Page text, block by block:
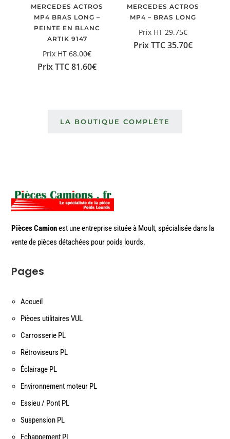
MERCEDES ACTROS
MP4 BRAS LONG –
PEINTE EN BLANC
ARTIK 9147
Prix HT68.00€
Prix TTC81.60€
MERCEDES ACTROS
MP4 – BRAS LONG
Prix HT 29.75€
Prix TTC35.70€
LA BOUTIQUE COMPLÈTE
Pièces Camionest une entreprise située à Moult, spécialisée dans la
vente de pièces détachées pour poids lourds.
Pages
Accueil
Pièces utilitaires VUL
Carrosserie PL
Rétroviseurs PL
Éclairage PL
Environnement moteur PL
Essieu / Pont PL
Suspension PL
Echappement PL